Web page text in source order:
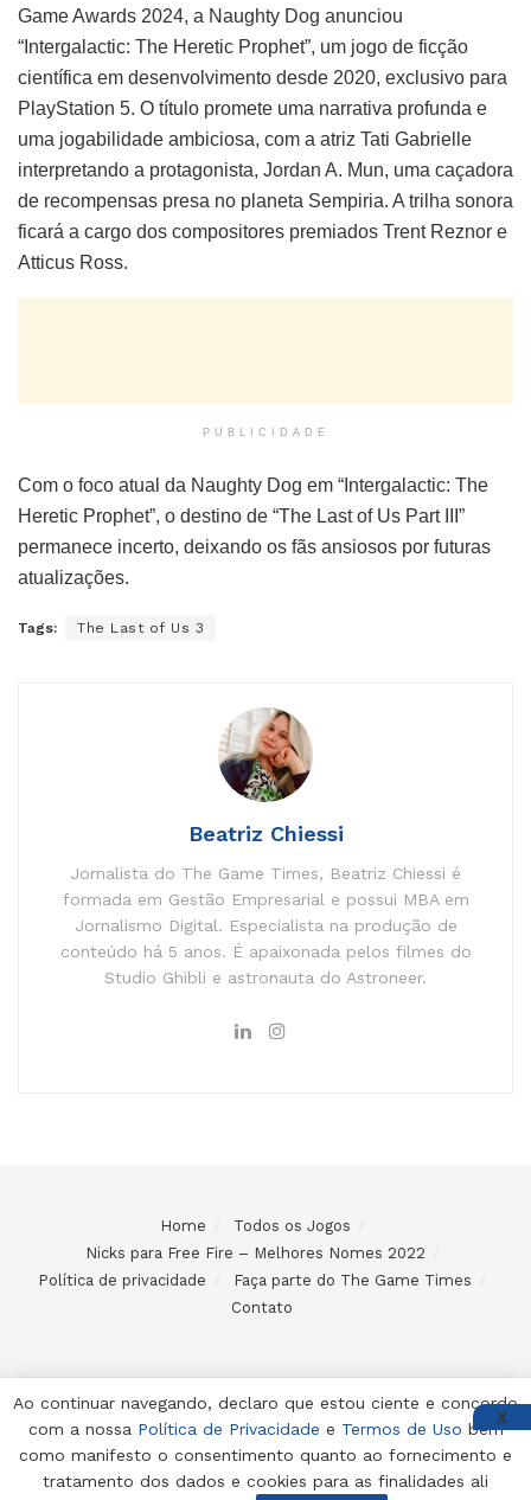
Game Awards 2024, a Naughty Dog anunciou
“Intergalactic: The Heretic Prophet”, um jogo de ficção
científica em desenvolvimento desde 2020, exclusivo para
PlayStation 5. O título promete uma narrativa profunda e
uma jogabilidade ambiciosa, com a atriz Tati Gabrielle
interpretando a protagonista, Jordan A. Mun, uma caçadora
de recompensas presa no planeta Sempiria. A trilha sonora
ficará a cargo dos compositores premiados Trent Reznor e
Atticus Ross.
PUBLICIDADE
Com o foco atual da Naughty Dog em “Intergalactic: The
Heretic Prophet”, o destino de “The Last of Us Part III”
permanece incerto, deixando os fãs ansiosos por futuras
atualizações.
Tags: The Last of Us 3
Beatriz Chiessi
Jornalista do The Game Times, Beatriz Chiessi é
formada em Gestão Empresarial e possui MBA em
Jornalismo Digital. Especialista na produção de
conteúdo há 5 anos. É apaixonada pelos filmes do
Studio Ghibli e astronauta do Astroneer.
Home
Todos os Jogos
Nicks para Free Fire – Melhores Nomes 2022
Política de privacidade
Faça parte do The Game Times
Contato
© 2024 Desenvolvido e mantido por Code Soluções
Ao continuar navegando, declaro que estou ciente e concordo
com a nossa Política de Privacidade e Termos de Uso bem
como manifesto o consentimento quanto ao fornecimento e
tratamento dos dados e cookies para as finalidades ali
X